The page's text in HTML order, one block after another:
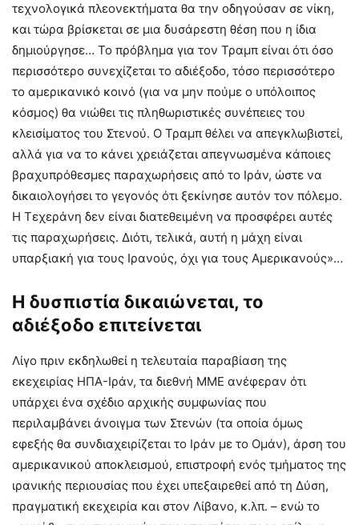
τεχνολογικά πλεονεκτήματα θα την οδηγούσαν σε νίκη,
και τώρα βρίσκεται σε μια δυσάρεστη θέση που η ίδια
δημιούργησε… Το πρόβλημα για τον Τραμπ είναι ότι όσο
περισσότερο συνεχίζεται το αδιέξοδο, τόσο περισσότερο
το αμερικανικό κοινό (για να μην πούμε ο υπόλοιπος
κόσμος) θα νιώθει τις πληθωριστικές συνέπειες του
κλεισίματος του Στενού. Ο Τραμπ θέλει να απεγκλωβιστεί,
αλλά για να το κάνει χρειάζεται απεγνωσμένα κάποιες
βραχυπρόθεσμες παραχωρήσεις από το Ιράν, ώστε να
δικαιολογήσει το γεγονός ότι ξεκίνησε αυτόν τον πόλεμο.
Η Τεχεράνη δεν είναι διατεθειμένη να προσφέρει αυτές
τις παραχωρήσεις. Διότι, τελικά, αυτή η μάχη είναι
υπαρξιακή για τους Ιρανούς, όχι για τους Αμερικανούς»…
Η δυσπιστία δικαιώνεται, το
αδιέξοδο επιτείνεται
Λίγο πριν εκδηλωθεί η τελευταία παραβίαση της
εκεχειρίας ΗΠΑ-Ιράν, τα διεθνή ΜΜΕ ανέφεραν ότι
υπάρχει ένα σχέδιο αρχικής συμφωνίας που
περιλαμβάνει άνοιγμα των Στενών (τα οποία όμως
εφεξής θα συνδιαχειρίζεται το Ιράν με το Ομάν), άρση του
αμερικανικού αποκλεισμού, επιστροφή ενός τμήματος της
ιρανικής περιουσίας που έχει υπεξαιρεθεί από τη Δύση,
πραγματική εκεχειρία και στον Λίβανο, κ.λπ. – ενώ το